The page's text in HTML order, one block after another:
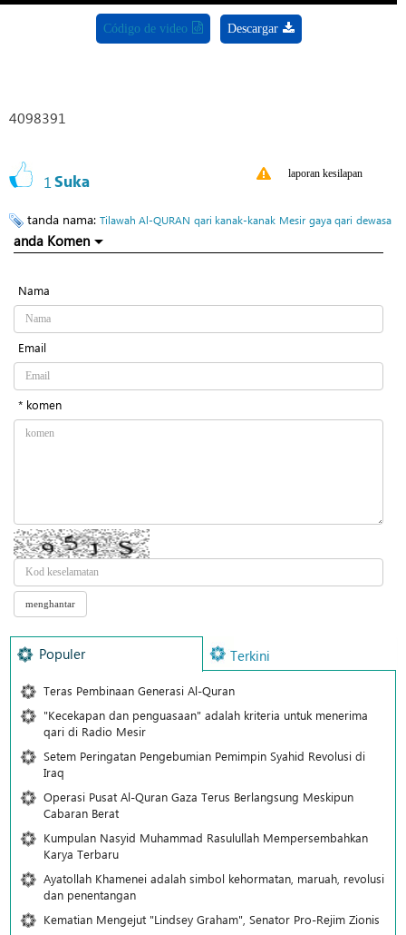
Código de video Descargar
4098391
1 Suka laporan kesilapan
tanda nama: Tilawah Al-QURAN qari kanak-kanak Mesir gaya qari dewasa
anda Komen
Nama
Email
* komen
Populer Terkini
Teras Pembinaan Generasi Al-Quran
"Kecekapan dan penguasaan" adalah kriteria untuk menerima
qari di Radio Mesir
Setem Peringatan Pengebumian Pemimpin Syahid Revolusi di
Iraq
Operasi Pusat Al-Quran Gaza Terus Berlangsung Meskipun
Cabaran Berat
Kumpulan Nasyid Muhammad Rasulullah Mempersembahkan
Karya Terbaru
Ayatollah Khamenei adalah simbol kehormatan, maruah, revolusi
dan penentangan
Kematian Mengejut "Lindsey Graham", Senator Pro-Rejim Zionis